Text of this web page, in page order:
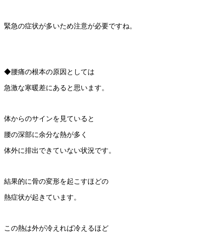
緊急の症状が多いため注意が必要ですね。
◆腰痛の根本の原因としては
急激な寒暖差にあると思います。
体からのサインを見ていると
腰の深部に余分な熱が多く
体外に排出できていない状況です。
結果的に骨の変形を起こすほどの
熱症状が起きています。
この熱は外が冷えれば冷えるほど